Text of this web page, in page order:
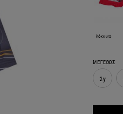
Κόκκινο
ΜΕΓΕΘΟΣ
2y